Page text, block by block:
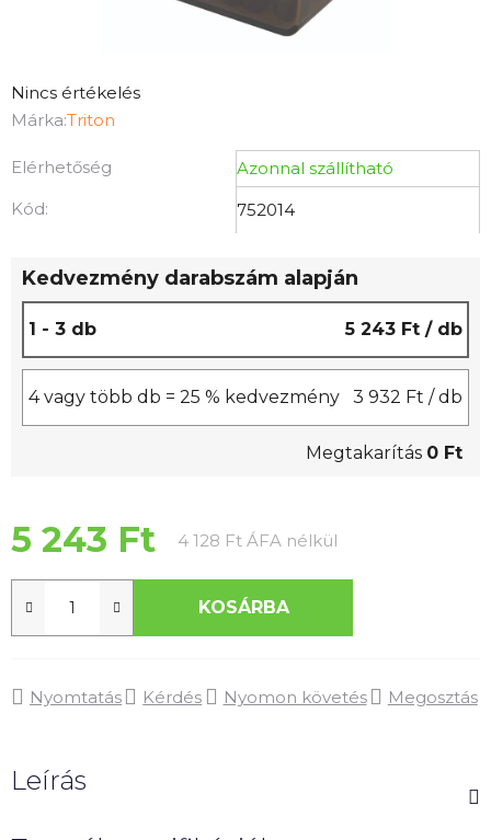
A
termék
értékelése
5-
csillag.
Nincs értékelés
Márka:Triton
Elérhetőség
Azonnal szállítható
Kód:
752014
Kedvezmény darabszám alapján
1 - 3 db 5 243 Ft / db
4 vagy több db = 25 % kedvezmény 3 932 Ft / db
Megtakarítás 0 Ft
5 243 Ft 4 128 Ft ÁFA nélkül
KOSÁRBA
Nyomtatás Kérdés Nyomon követés Megosztás
Leírás